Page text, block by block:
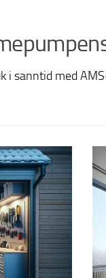
sanntid med